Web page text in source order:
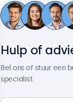
€ 799,00
€ 966,79 incl. btw
Bekijken
Hulp of
Bel ons of stuur een
specialist.